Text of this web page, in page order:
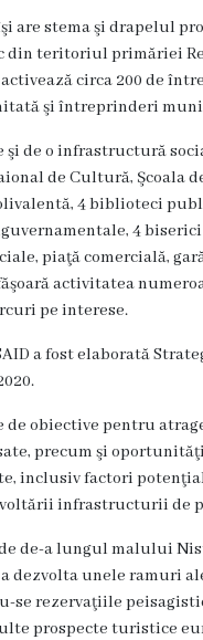
are stema şi drapelul
din teritoriul primăriei
circa 200 de
şi întreprinderi
şi de o infrastructură
de Cultură, Şcoala
4 biblioteci
4
piaţă comercială,
activitatea
pe interese.
a fost elaborată
de obiective pentru
precum şi
inclusiv factori
infrastructurii de
de-a lungul malului
dezvolta unele ramuri
se rezervaţiile
prospecte turistice